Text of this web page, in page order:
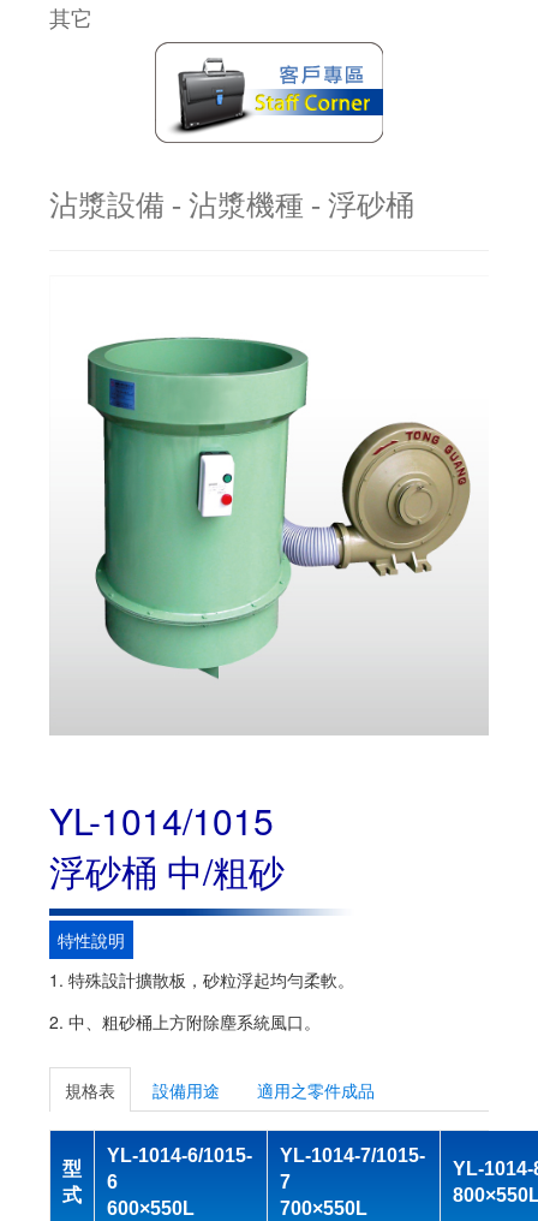
其它
沾漿設備 - 沾漿機種 - 浮砂桶
YL-1014/1015
浮砂桶 中/粗砂
特性說明
1. 特殊設計擴散板，砂粒浮起均勻柔軟。
2. 中、粗砂桶上方附除塵系統風口。
規格表 設備用途 適用之零件成品
型
式
YL-1014-6/1015-
6
600×550L
YL-1014-7/1015-
7
700×550L
YL-1014-